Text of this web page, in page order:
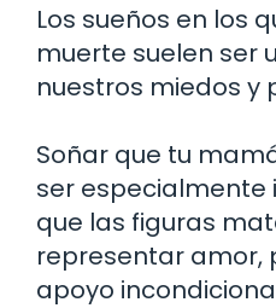
Los sueños en los
muerte suelen ser
nuestros miedos y
Soñar que tu
ser
que las figuras
representar amor,
apoyo